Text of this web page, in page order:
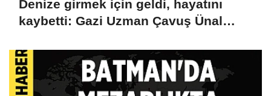
Denize girmek için geldi, hayatını
kaybetti: Gazi Uzman Çavuş Ünal